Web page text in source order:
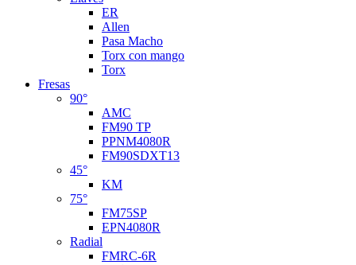
ER
Allen
Pasa Macho
Torx con mango
Torx
Fresas
90°
AMC
FM90 TP
PPNM4080R
FM90SDXT13
45°
KM
75°
FM75SP
EPN4080R
Radial
FMRC-6R